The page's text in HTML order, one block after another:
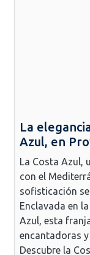
La
Azul, en
La Costa Azul,
con el
sofisticación
Enclavada en
Azul, esta
encantadoras
Descubre la